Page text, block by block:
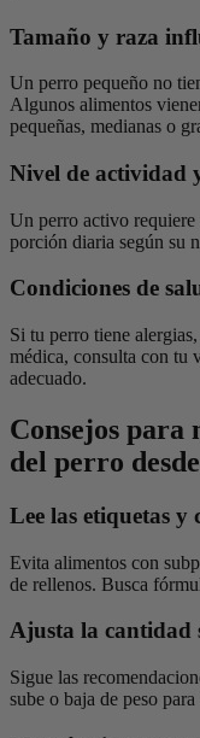
Tamaño y raza
Un perro pequeño no
Algunos alimentos
pequeñas, medianas o
Nivel de actividad
Un perro activo requiere
porción diaria según su
Condiciones de
Si tu perro tiene
médica, consulta con tu
adecuado.
Consejos
del perro
Lee las etiquetas y
Evita alimentos con
de rellenos. Busca
Ajusta la cantidad
Sigue las
sube o baja de peso para